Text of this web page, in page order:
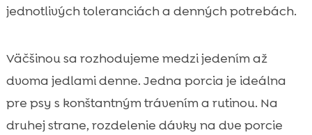
jednotlivých toleranciách a denných potrebách.
Väčšinou sa rozhodujeme medzi jedením až
dvoma jedlami denne. Jedna porcia je ideálna
pre psy s konštantným trávením a rutinou. Na
druhej strane, rozdelenie dávky na dve porcie